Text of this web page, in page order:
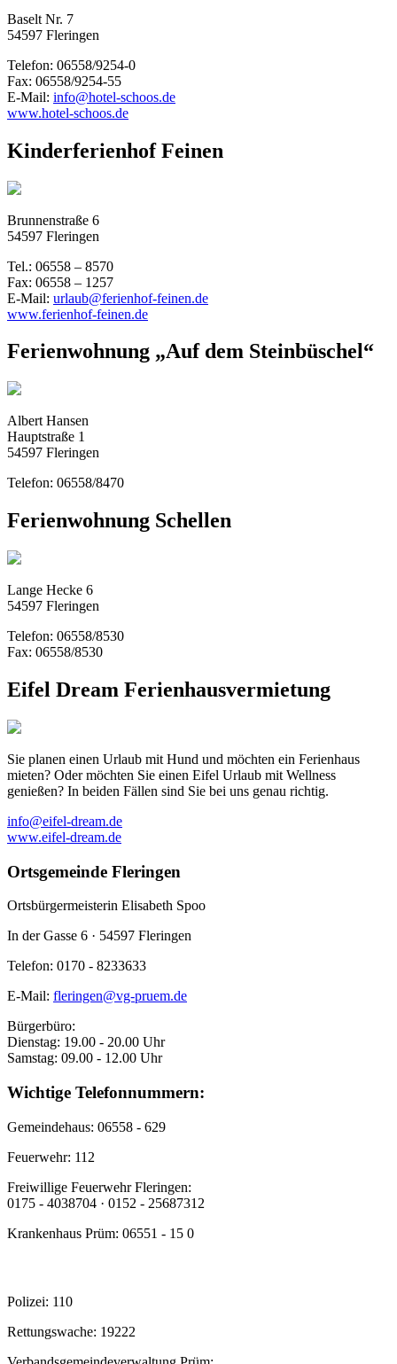
Baselt Nr. 7
54597 Fleringen
Telefon: 06558/9254-0
Fax: 06558/9254-55
E-Mail: info@hotel-schoos.de
www.hotel-schoos.de
Kinderferienhof Feinen
Brunnenstraße 6
54597 Fleringen
Tel.: 06558 – 8570
Fax: 06558 – 1257
E-Mail: urlaub@ferienhof-feinen.de
www.ferienhof-feinen.de
Ferienwohnung „Auf dem Steinbüschel“
Albert Hansen
Hauptstraße 1
54597 Fleringen
Telefon: 06558/8470
Ferienwohnung Schellen
Lange Hecke 6
54597 Fleringen
Telefon: 06558/8530
Fax: 06558/8530
Eifel Dream Ferienhausvermietung
Sie planen einen Urlaub mit Hund und möchten ein Ferienhaus
mieten? Oder möchten Sie einen Eifel Urlaub mit Wellness
genießen? In beiden Fällen sind Sie bei uns genau richtig.
info@eifel-dream.de
www.eifel-dream.de
Ortsgemeinde Fleringen
Ortsbürgermeisterin Elisabeth Spoo
In der Gasse 6 · 54597 Fleringen
Telefon: 0170 - 8233633
E-Mail: fleringen@vg-pruem.de
Bürgerbüro:
Dienstag: 19.00 - 20.00 Uhr
Samstag: 09.00 - 12.00 Uhr
Wichtige Telefonnummern:
Gemeindehaus: 06558 - 629
Feuerwehr: 112
Freiwillige Feuerwehr Fleringen:
0175 - 4038704 · 0152 - 25687312
Krankenhaus Prüm: 06551 - 15 0
Polizei: 110
Rettungswache: 19222